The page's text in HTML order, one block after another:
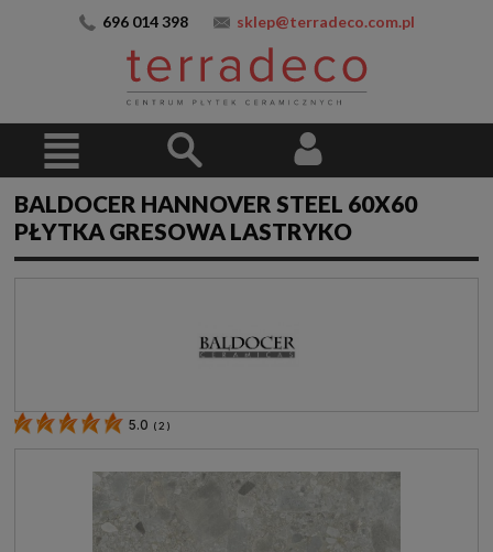
696 014 398 sklep@terradeco.com.pl
BALDOCER HANNOVER STEEL 60X60
PŁYTKA GRESOWA LASTRYKO
5.0 ( 2 )